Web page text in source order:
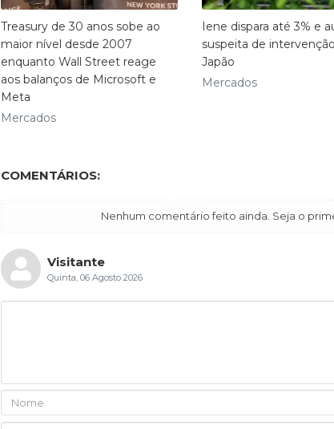
Treasury de 30 anos sobe ao
maior nível desde 2007
enquanto Wall Street reage
aos balanços de Microsoft e
Meta
Mercados
Iene dispara até 3% e
suspeita de
Japão
Mercados
COMENTÁRIOS:
Nenhum comentário feito ainda. Seja o
Visitante
Quinta, 06 Agosto 2026